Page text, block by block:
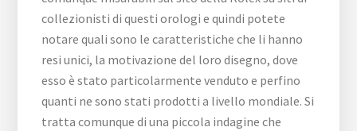
collezionisti di questi orologi e quindi potete
notare quali sono le caratteristiche che li hanno
resi unici, la motivazione del loro disegno, dove
esso è stato particolarmente venduto e perfino
quanti ne sono stati prodotti a livello mondiale. Si
tratta comunque di una piccola indagine che